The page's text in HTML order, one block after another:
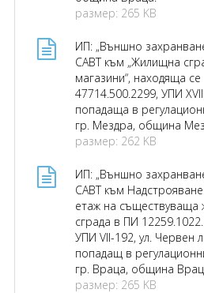
размер: 265 KB
ИП: „Външно
САВТ към „Жилищна
магазини“, находяща
47714.500.2299, УПИ
попадаща в
гр. Мездра, община
размер: 262 KB
ИП: „Външно
САВТ към
етаж на съществуваща
сграда в ПИ
УПИ VII-192, ул. Червен
попадащ в
гр. Враца, община
размер: 265 KB